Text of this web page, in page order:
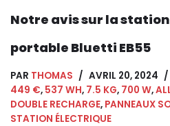
Notre avis sur la
portable Bluetti EB55
PAR THOMAS
AVRIL 20, 2024
449 €, 537 WH, 7.5 KG, 700 W,
DOUBLE RECHARGE, PANNEAUX
STATION ÉLECTRIQUE